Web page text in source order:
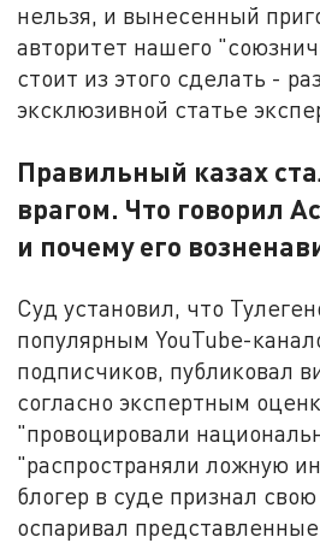
нельзя, и вынесенный
авторитет нашего
стоит из этого сделать -
эксклюзивной статье
Правильный казах
врагом. Что говорил
и почему его
Суд установил, что
популярным YouTube-
подписчиков, публиковал
согласно экспертным
"провоцировали
"распространяли ложную
блогер в суде признал
оспаривал